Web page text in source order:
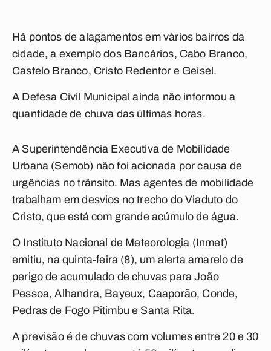
Há pontos de alagamentos em vários bairros da
cidade, a exemplo dos Bancários, Cabo Branco,
Castelo Branco, Cristo Redentor e Geisel.
A Defesa Civil Municipal ainda não informou a
quantidade de chuva das últimas horas.
A Superintendência Executiva de Mobilidade
Urbana (Semob) não foi acionada por causa de
urgências no trânsito. Mas agentes de mobilidade
trabalham em desvios no trecho do Viaduto do
Cristo, que está com grande acúmulo de água.
O Instituto Nacional de Meteorologia (Inmet)
emitiu, na quinta-feira (8), um alerta amarelo de
perigo de acumulado de chuvas para João
Pessoa, Alhandra, Bayeux, Caaporão, Conde,
Pedras de Fogo Pitimbu e Santa Rita.
A previsão é de chuvas com volumes entre 20 e 30